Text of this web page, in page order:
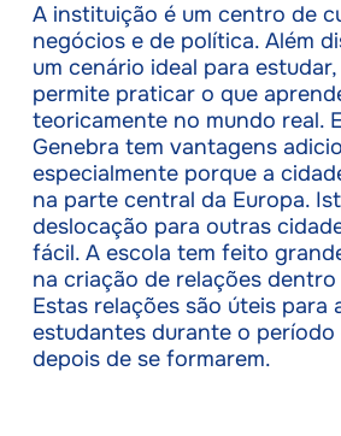
A instituição é um centro de
negócios e de política. Além
um cenário ideal para
permite praticar o que
teoricamente no mundo real.
Genebra tem vantagens
especialmente porque a
na parte central da Europa.
deslocação para outras
fácil. A escola tem feito
na criação de relações
Estas relações são úteis para
estudantes durante o período
depois de se formarem.